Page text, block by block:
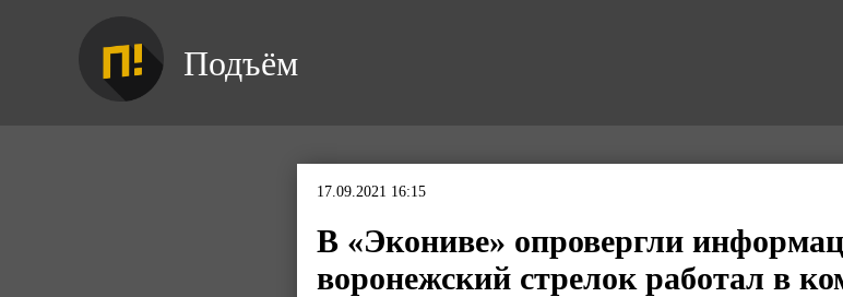
Подъём
17.09.2021 16:15
В «Экониве» опровергли
воронежский стрелок работал в